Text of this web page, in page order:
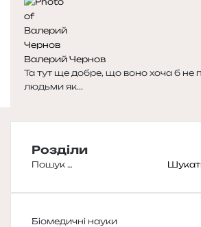
Валерий Чернов
Та тут ще добре, що воно хоча б не
людьми як...
Розділи
Пошук:
Біомедичні науки